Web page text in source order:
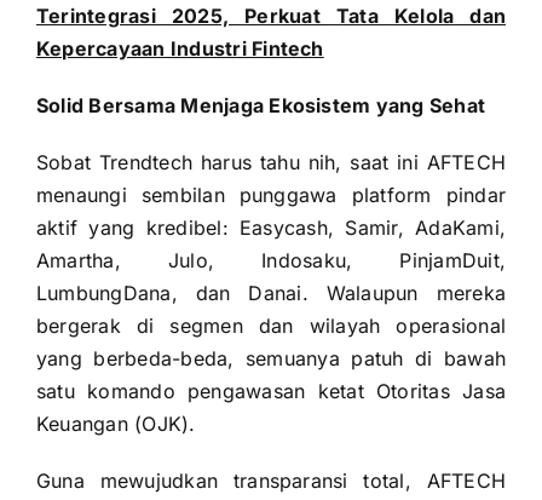
Terintegrasi 2025, Perkuat Tata Kelola dan
Kepercayaan Industri Fintech
Solid Bersama Menjaga Ekosistem yang Sehat
Sobat Trendtech harus tahu nih, saat ini AFTECH
menaungi sembilan punggawa platform pindar
aktif yang kredibel: Easycash, Samir, AdaKami,
Amartha, Julo, Indosaku, PinjamDuit,
LumbungDana, dan Danai. Walaupun mereka
bergerak di segmen dan wilayah operasional
yang berbeda-beda, semuanya patuh di bawah
satu komando pengawasan ketat Otoritas Jasa
Keuangan (OJK).
Guna mewujudkan transparansi total, AFTECH